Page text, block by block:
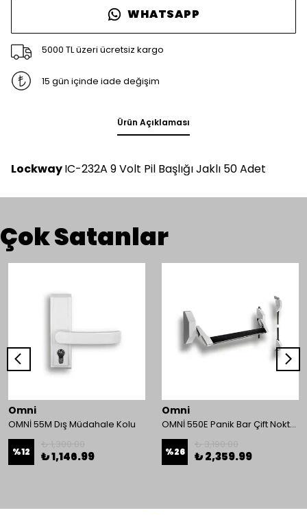
WHATSAPP
5000 TL üzeri ücretsiz kargo
15 gün içinde iade değişim
Ürün Açıklaması
LockwayIC-232A 9 Volt Pil Başlığı Jaklı 50 Adet
Çok Satanlar
Omni
OMNİ 55M Dış Müdahale Kolu
%12 ₺ 1,146.99
Omni
OMNİ 550E Panik Bar Çift Nokta Yüzey Tip
%26 ₺ 2,359.99